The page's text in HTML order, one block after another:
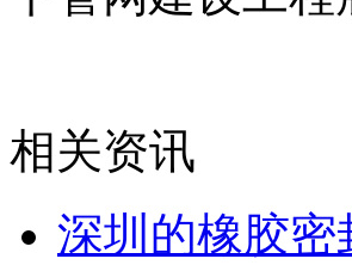
相关资讯
深圳的橡胶